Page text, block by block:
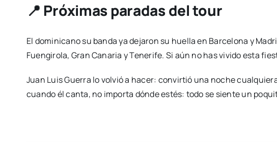
📍 Próximas paradas del tour
El dominicano su banda ya dejaron su huella en Barcelona y
Fuengirola, Gran Canaria y Tenerife. Si aún no has vivido esta
Juan Luis Guerra lo volvió a hacer: convirtió una noche
cuando él canta, no importa dónde estés: todo se siente un